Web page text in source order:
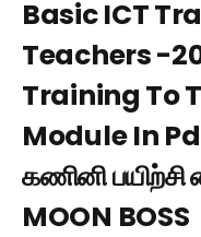
Basic ICT
Teachers -
Training To
Module In
கணினி
MOON BOSS